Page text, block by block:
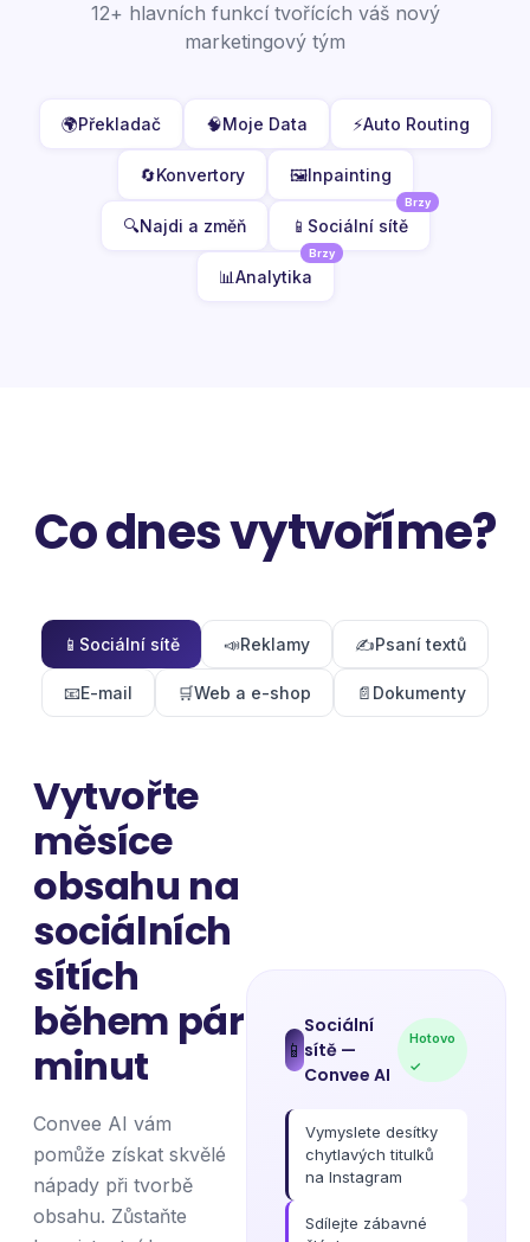
12+ hlavních funkcí tvořících váš nový
marketingový tým
🌍Překladač 🧠Moje Data ⚡Auto Routing
🔄Konvertory 🖼️Inpainting
🔍Najdi a změň 📱 Sociální sítě
Brzy
📊Analytika
Brzy
Co dnes vytvoříme?
📱 Sociální sítě 📣Reklamy ✍️Psaní textů
📧E-mail 🛒Web a e-shop 📄 Dokumenty
Vytvořte
měsíce
obsahu na
sociálních
sítích
během pár
minut
Convee AI vám
pomůže získat skvělé
nápady při tvorbě
obsahu. Zůstaňte
📱
Sociální
sítě —
Convee AI
Hotovo
✓
Vymyslete desítky
chytlavých titulků
na Instagram
Sdílejte zábavné